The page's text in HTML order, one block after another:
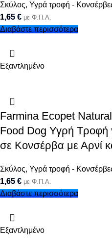
Σκύλος, Υγρά τροφή -
1,65 € με Φ.Π.Α.
Διαβάστε περισσότερα
Εξαντλημένο
Farmina Ecopet
Food Dog Υγρή Τροφή
σε Κονσέρβα με Αρνί
Σκύλος, Υγρά τροφή -
1,65 € με Φ.Π.Α.
Διαβάστε περισσότερα
Εξαντλημένο